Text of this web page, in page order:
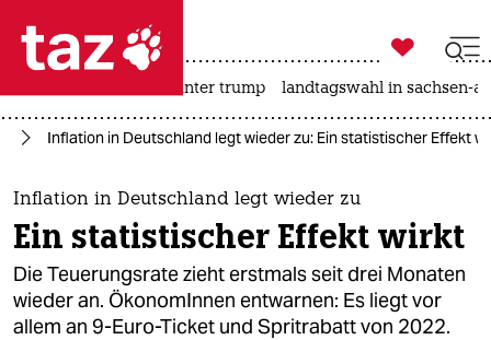
 taz zahl ich
taz zahl ich
themen
politik
öko

taz zahl ich
usa unter trump landtagswahl in sachsen-
Inflation in Deutschland legt wieder zu: Ein statistischer Effekt
Inflation in Deutschland legt wieder zu
Ein statistischer Effekt wirkt
Die Teuerungsrate zieht erstmals seit drei Monaten
wieder an. ÖkonomInnen entwarnen: Es liegt vor
allem an 9-Euro-Ticket und Spritrabatt von 2022.